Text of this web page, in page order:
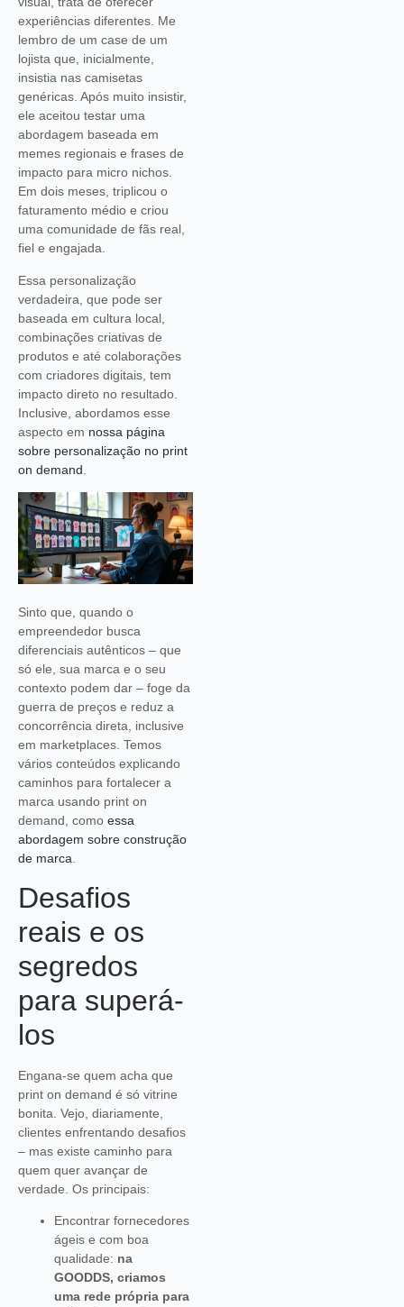
experiências diferentes. Me
lembro de um case de um
lojista que, inicialmente,
insistia nas camisetas
genéricas. Após muito insistir,
ele aceitou testar uma
abordagem baseada em
memes regionais e frases de
impacto para micro nichos.
Em dois meses, triplicou o
faturamento médio e criou
uma comunidade de fãs real,
fiel e engajada.
Essa personalização
verdadeira, que pode ser
baseada em cultura local,
combinações criativas de
produtos e até colaborações
com criadores digitais, tem
impacto direto no resultado.
Inclusive, abordamos esse
aspecto em nossa página
sobre personalização no print
on demand
Sinto que, quando o
empreendedor busca
diferenciais autênticos – que
só ele, sua marca e o seu
contexto podem dar – foge da
guerra de preços e reduz a
concorrência direta, inclusive
em marketplaces. Temos
vários conteúdos explicando
caminhos para fortalecer a
marca usando print on
demand, como essa
abordagem sobre construção
de marca
Desafios
reais e os
segredos
para superá-
los
Engana-se quem acha que
print on demand é só vitrine
bonita. Vejo, diariamente,
clientes enfrentando desafios
– mas existe caminho para
quem quer avançar de
verdade. Os principais:
Encontrar fornecedores
ágeis e com boa
qualidade: na
GOODDS, criamos
uma rede própria para